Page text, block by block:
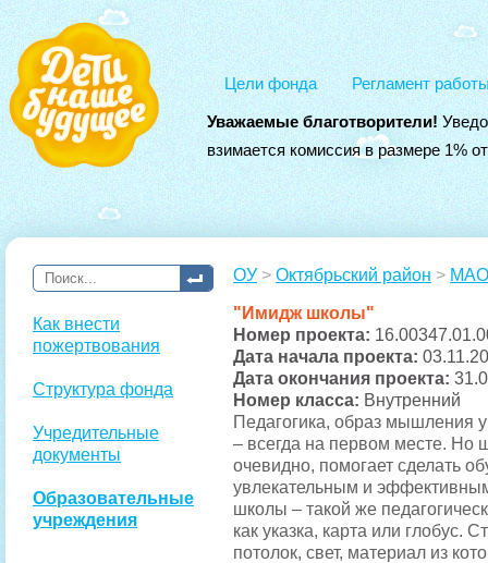
Цели фонда Регламент
Уважаемые благотворители!
взимается комиссия в размере 1%
Как внести
пожертвования
Структура фонда
Учредительные
документы
Образовательные
учреждения
ОУ > Октябрьский район >
"Имидж школы"
Номер проекта:
Дата начала проекта:
Дата окончания проекта:
Номер класса: Внутренний
Педагогика, образ мышления
– всегда на первом месте. Но
очевидно, помогает сделать
увлекательным и
школы – такой же
как указка, карта или глобус.
потолок, свет, материал из